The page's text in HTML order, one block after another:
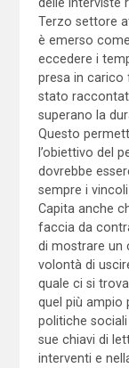
Terzo settore
è emerso
eccedere i
presa in carico
stato
superano la
Questo
l’obiettivo del
dovrebbe
sempre i
Capita anche
faccia da
di mostrare un
volontà di
quale ci si
quel più ampio
politiche
sue chiavi di
interventi e